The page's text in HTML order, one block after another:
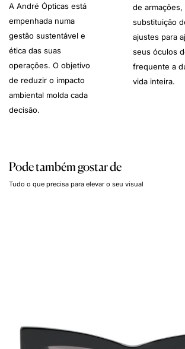
A André Ópticas está
empenhada numa
gestão sustentável e
ética das suas
operações. O objetivo
de reduzir o impacto
ambiental molda cada
decisão.
de armações,
substituição
ajustes para
seus óculos
frequente a
vida inteira.
Pode também gostar de
Tudo o que precisa para elevar o seu visual